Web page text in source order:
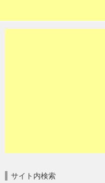
サイト内検索